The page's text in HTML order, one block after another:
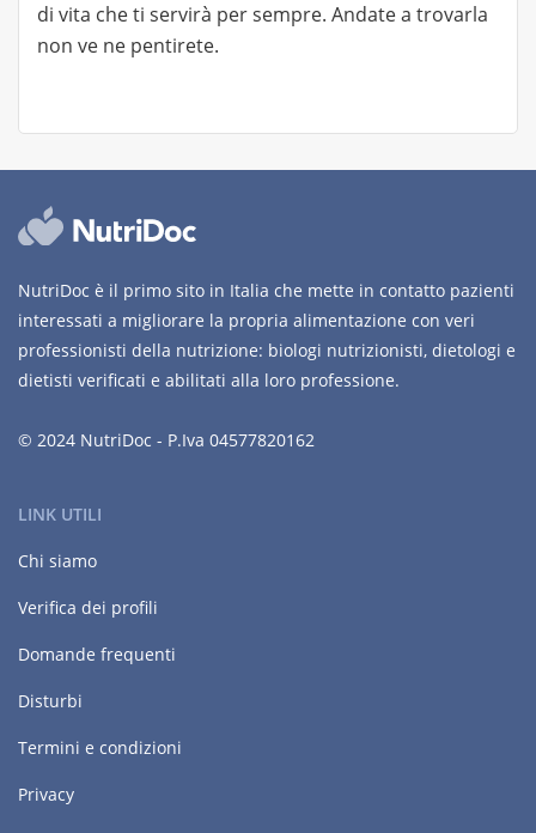
di vita che ti servirà per sempre. Andate a trovarla
non ve ne pentirete.
NutriDoc è il primo sito in Italia che mette in contatto pazienti
interessati a migliorare la propria alimentazione con veri
professionisti della nutrizione: biologi nutrizionisti, dietologi e
dietisti verificati e abilitati alla loro professione.
© 2024 NutriDoc - P.Iva 04577820162
LINK UTILI
Chi siamo
Verifica dei profili
Domande frequenti
Disturbi
Termini e condizioni
Privacy